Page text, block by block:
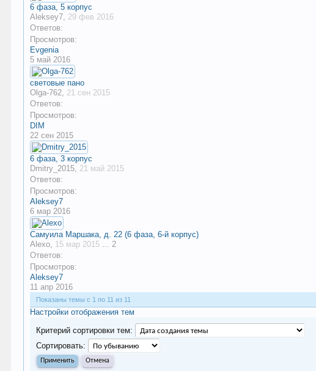
6 фаза, 5 корпус
Aleksey7, 29 фев 2016
Ответов:
Просмотров:
Evgenia
5 май 2016
световые пано
Olga-762, 21 сен 2015
Ответов:
Просмотров:
DIM
22 сен 2015
6 фаза, 3 корпус
Dmitry_2015, 21 май 2015
Ответов:
Просмотров:
Aleksey7
6 мар 2016
Самуила Маршака, д. 22 (6 фаза, 6-й корпус)
Alexo, 15 мар 2015 ... 2
Ответов:
Просмотров:
Aleksey7
11 апр 2016
Показаны темы с 1 по 11 из 11
Настройки отображения тем
Критерий сортировки тем:
Сортировать: